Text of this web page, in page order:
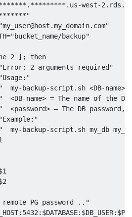
west-
"my_user@host.my_domain.com"
="bucket_name/backup"
2 ]; then
"Error: 2 arguments required"
"Usage:"
"  my-backup-script.sh <DB-name>
"  <DB-name> = The name of the
"  <password> = The DB
"Example:"
"  my-backup-script.sh my_db
PG password .."